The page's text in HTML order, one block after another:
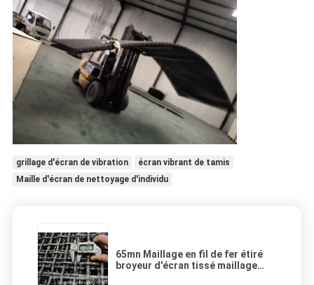
grillage d'écran de vibration
écran vibrant de tamis
Maille d'écran de nettoyage d'individu
65mn Maillage en fil de fer étiré
broyeur d'écran tissé maillage